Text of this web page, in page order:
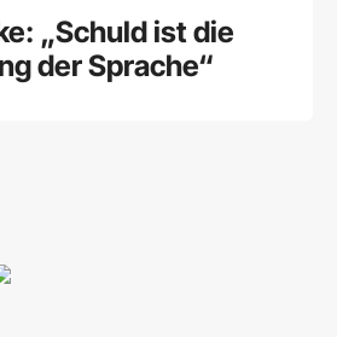
„Schuld ist die
der Sprache“